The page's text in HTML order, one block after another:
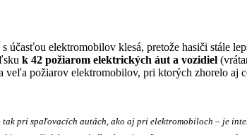
elektromobilov klesá, pretože hasiči stále
k 42 požiarom elektrických áut a vozidiel
veľa požiarov elektromobilov, pri ktorých zhorelo
pri spaľovacích autách, ako aj pri elektromobiloch – je